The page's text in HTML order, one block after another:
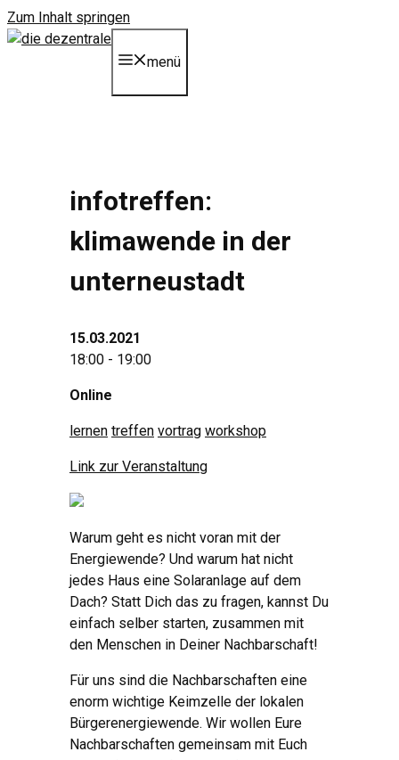
Zum Inhalt springen
menü
infotreffen:
klimawende in der
unterneustadt
15.03.2021
18:00 - 19:00
Online
lernen treffen vortrag workshop
Link zur Veranstaltung
Warum geht es nicht voran mit der
Energiewende? Und warum hat nicht
jedes Haus eine Solaranlage auf dem
Dach? Statt Dich das zu fragen, kannst Du
einfach selber starten, zusammen mit
den Menschen in Deiner Nachbarschaft!
Für uns sind die Nachbarschaften eine
enorm wichtige Keimzelle der lokalen
Bürgerenergiewende. Wir wollen Eure
Nachbarschaften gemeinsam mit Euch